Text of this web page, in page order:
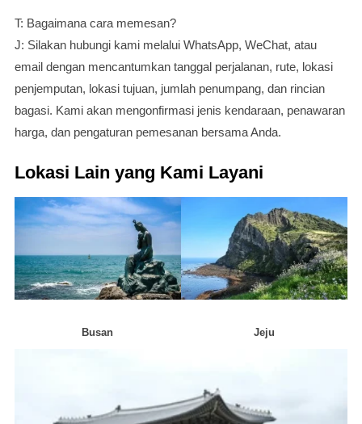
T: Bagaimana cara memesan?
J: Silakan hubungi kami melalui WhatsApp, WeChat, atau
email dengan mencantumkan tanggal perjalanan, rute, lokasi
penjemputan, lokasi tujuan, jumlah penumpang, dan rincian
bagasi. Kami akan mengonfirmasi jenis kendaraan, penawaran
harga, dan pengaturan pemesanan bersama Anda.
Lokasi Lain yang Kami Layani
Busan Jeju